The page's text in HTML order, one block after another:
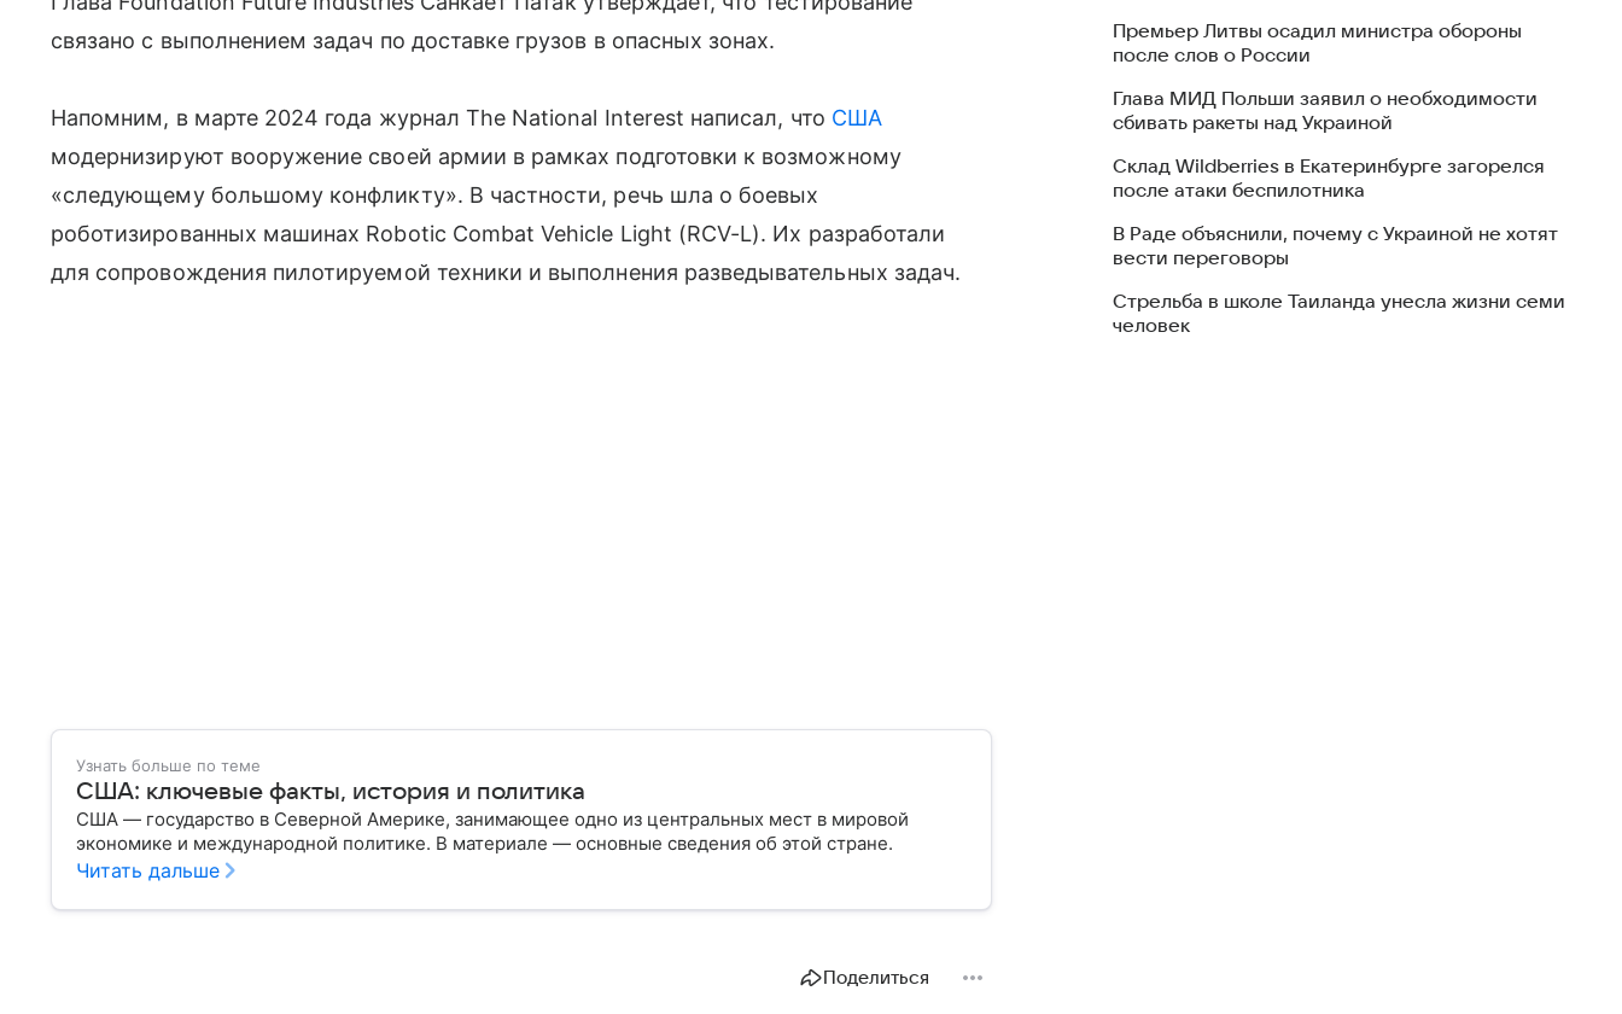
связано с выполнением задач по доставке грузов в опасных зонах.
Напомним, в марте 2024 года журнал The National Interest написал, что США
модернизируют вооружение своей армии в рамках подготовки к возможному
«следующему большому конфликту». В частности, речь шла о боевых
роботизированных машинах Robotic Combat Vehicle Light (RCV-L). Их разработали
для сопровождения пилотируемой техники и выполнения разведывательных задач.
Узнать больше по теме
США: ключевые факты, история и политика
США — государство в Северной Америке, занимающее одно из центральных мест в мировой
экономике и международной политике. В материале — основные сведения об этой стране.
Читать дальше
Поделиться
Премьер Литвы осадил министра обороны
после слов о России
Глава МИД Польши заявил о необходимости
сбивать ракеты над Украиной
Склад Wildberries в Екатеринбурге загорелся
после атаки беспилотника
В Раде объяснили, почему с Украиной не хотят
вести переговоры
Стрельба в школе Таиланда унесла жизни семи
человек